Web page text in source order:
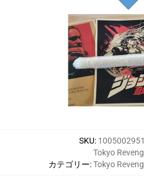
SKU:
カテゴリー:
Tokyo
Tokyo